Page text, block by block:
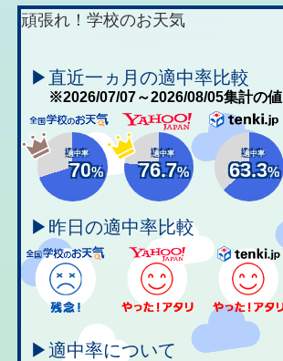
頑張れ！学校のお天気
▶直近一ヵ月の適中率比較
※2026/07/07～2026/08/05集計の値
適中率
70%
適中率
76.7%
適中率
63.3%
▶昨日の適中率比較
▶適中率について